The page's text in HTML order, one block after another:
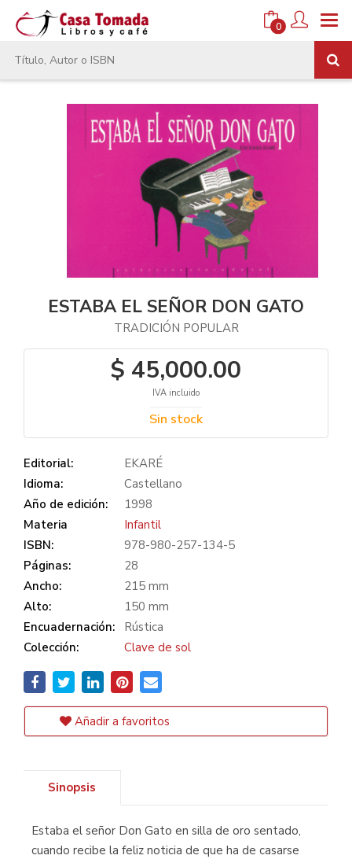
0
ESTABA EL SEÑOR DON GATO
TRADICIÓN POPULAR
$ 45,000.00
IVA incluido
Sin stock
Editorial:
EKARÉ
Idioma:
Castellano
Año de edición:
1998
Materia
Infantil
ISBN:
978-980-257-134-5
Páginas:
28
Ancho:
215 mm
Alto:
150 mm
Encuadernación:
Rústica
Colección:
Clave de sol
Añadir a favoritos
Sinopsis
Estaba el señor Don Gato en silla de oro sentado,
cuando recibe la feliz noticia de que ha de casarse